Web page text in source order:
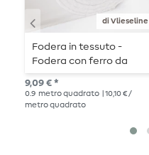
di Vlieseline
Fodera in tessuto -
Fodera con ferro da
stiro Vlieseline G700
9,09 € *
0.9 metro quadrato
| 10,10 € /
metro quadrato